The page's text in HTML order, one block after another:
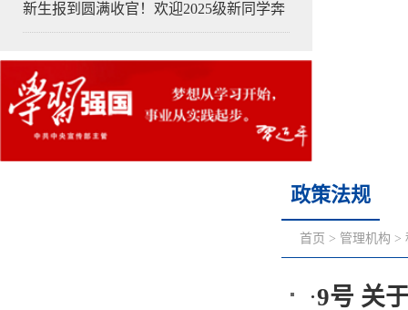
新生报到圆满收官！欢迎2025级新同学奔
政策法规
首页 > 管理机构 >
·9号 关